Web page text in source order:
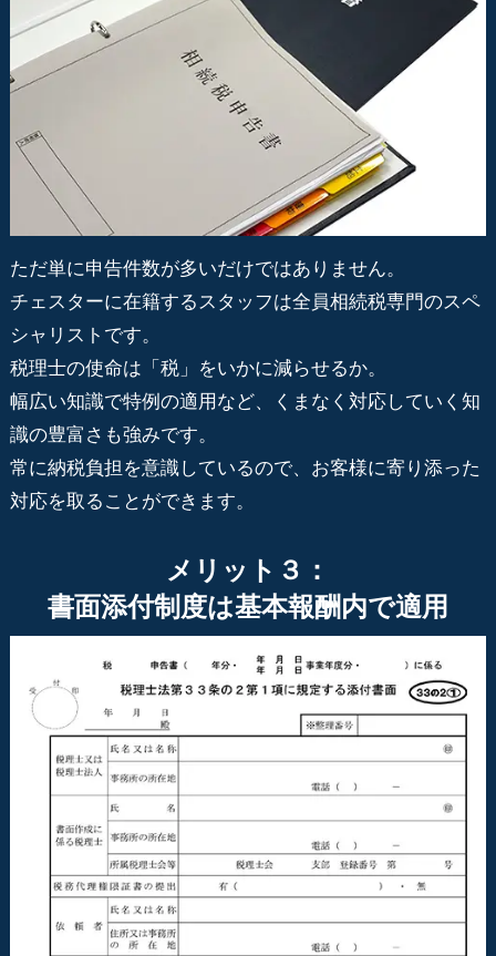
ただ単に申告件数が多いだけではありません。
チェスターに在籍するスタッフは全員相続税専門のスペ
シャリストです。
税理士の使命は「税」をいかに減らせるか。
幅広い知識で特例の適用など、くまなく対応していく知
識の豊富さも強みです。
常に納税負担を意識しているので、お客様に寄り添った
対応を取ることができます。
メリット３：
書面添付制度は基本報酬内で適用